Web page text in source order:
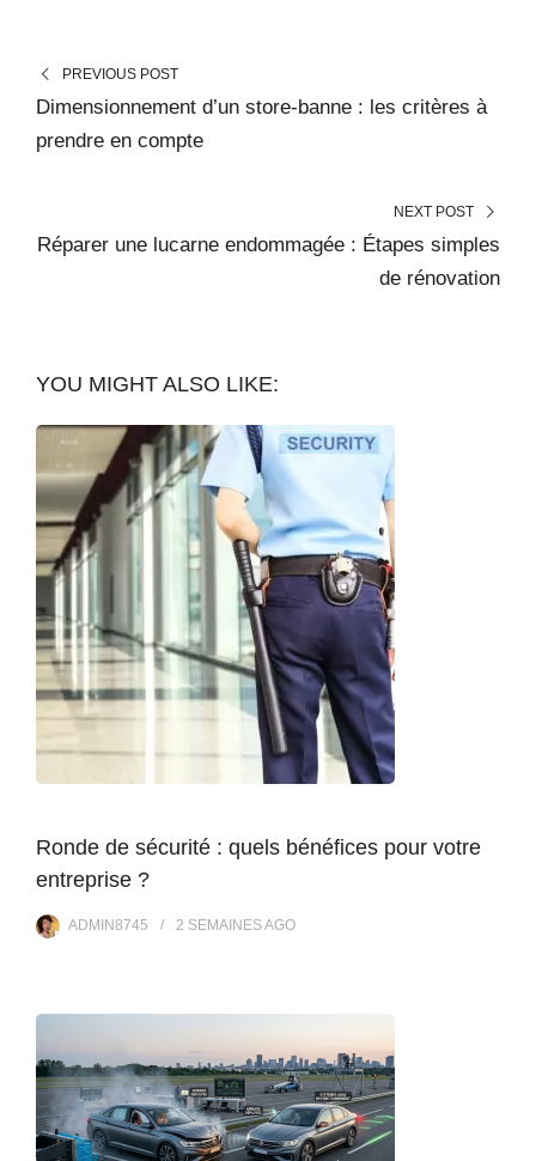
PREVIOUS POST
Dimensionnement d’un store-banne : les critères à
prendre en compte
NEXT POST
Réparer une lucarne endommagée : Étapes simples
de rénovation
YOU MIGHT ALSO LIKE:
Ronde de sécurité : quels bénéfices pour votre
entreprise ?
ADMIN8745 2 SEMAINESAGO